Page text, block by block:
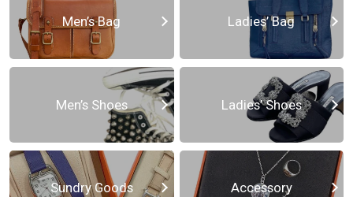
Men’s Bag Ladies’ Bag
Men’s Shoes Ladies’ Shoes
Sundry Goods Accessory